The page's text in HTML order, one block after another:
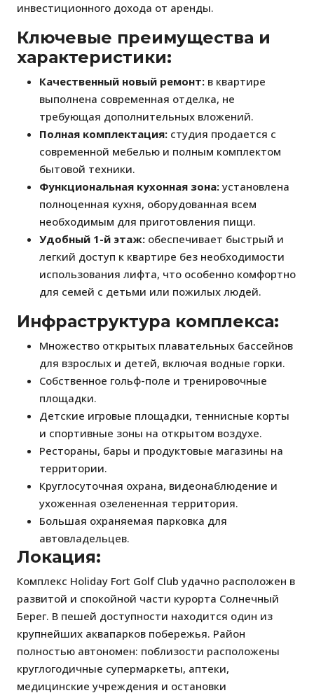
инвестиционного дохода от аренды.
Ключевые преимущества и
характеристики:
Качественный новый ремонт: в квартире
выполнена современная отделка, не
требующая дополнительных вложений.
Полная комплектация: студия продается с
современной мебелью и полным комплектом
бытовой техники.
Функциональная кухонная зона: установлена
полноценная кухня, оборудованная всем
необходимым для приготовления пищи.
Удобный 1-й этаж: обеспечивает быстрый и
легкий доступ к квартире без необходимости
использования лифта, что особенно комфортно
для семей с детьми или пожилых людей.
Инфраструктура комплекса:
Множество открытых плавательных бассейнов
для взрослых и детей, включая водные горки.
Собственное гольф-поле и тренировочные
площадки.
Детские игровые площадки, теннисные корты
и спортивные зоны на открытом воздухе.
Рестораны, бары и продуктовые магазины на
территории.
Круглосуточная охрана, видеонаблюдение и
ухоженная озелененная территория.
Большая охраняемая парковка для
автовладельцев.
Локация:
Комплекс Holiday Fort Golf Club удачно расположен в
развитой и спокойной части курорта Солнечный
Берег. В пешей доступности находится один из
крупнейших аквапарков побережья. Район
полностью автономен: поблизости расположены
круглогодичные супермаркеты, аптеки,
медицинские учреждения и остановки